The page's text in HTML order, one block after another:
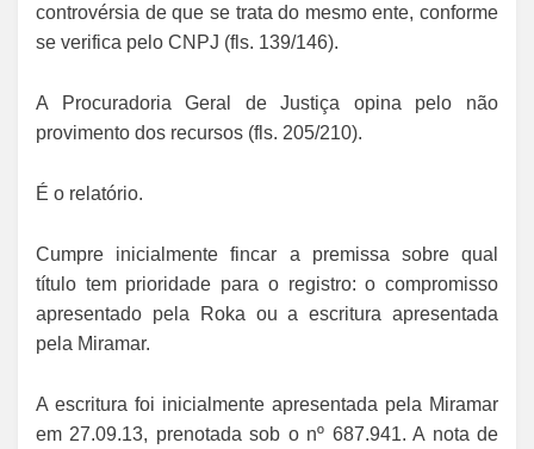
controvérsia de que se trata do mesmo ente, conforme
se verifica pelo CNPJ (fls. 139/146).
A Procuradoria Geral de Justiça opina pelo não
provimento dos recursos (fls. 205/210).
É o relatório.
Cumpre inicialmente fincar a premissa sobre qual
título tem prioridade para o registro: o compromisso
apresentado pela Roka ou a escritura apresentada
pela Miramar.
A escritura foi inicialmente apresentada pela Miramar
em 27.09.13, prenotada sob o nº 687.941. A nota de